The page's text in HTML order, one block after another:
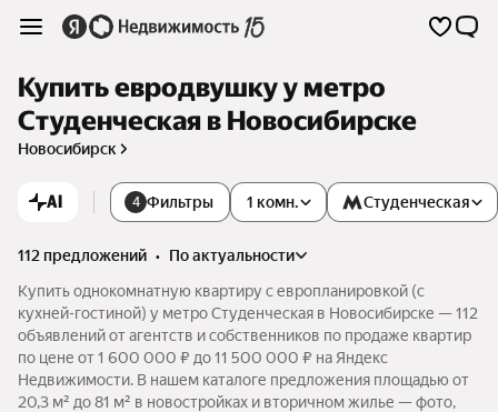
Купить евродвушку у метро
Студенческая в Новосибирске
Новосибирск
AI 4 Фильтры 1 комн. Студенческая
112 предложений •
по актуальности
Купить однокомнатную квартиру с европланировкой (с
кухней-гостиной) у метро Студенческая в Новосибирске — 112
объявлений от агентств и собственников по продаже квартир
по цене от 1 600 000 ₽ до 11 500 000 ₽ на Яндекс
Недвижимости. В нашем каталоге предложения площадью от
20,3 м² до 81 м² в новостройках и вторичном жилье — фото,